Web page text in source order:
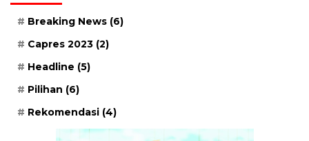
Breaking News (6)
Capres 2023 (2)
Headline (5)
Pilihan (6)
Rekomendasi (4)